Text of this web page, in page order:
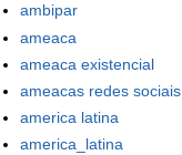
ambipar
ameaca
ameaca existencial
ameacas redes sociais
america latina
america_latina